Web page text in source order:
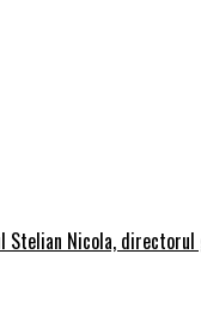
Stelian Nicola,